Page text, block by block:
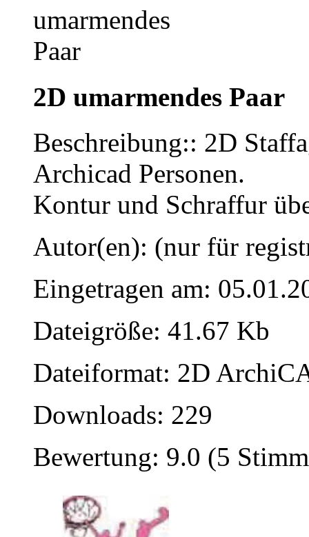
2D umarmendes Paar
Beschreibung:: 2D
Archicad Personen.
Kontur und Schraffur
Autor(en): (nur für
Eingetragen am:
Dateigröße: 41.67 Kb
Dateiformat: 2D
Downloads: 229
Bewertung: 9.0 (5